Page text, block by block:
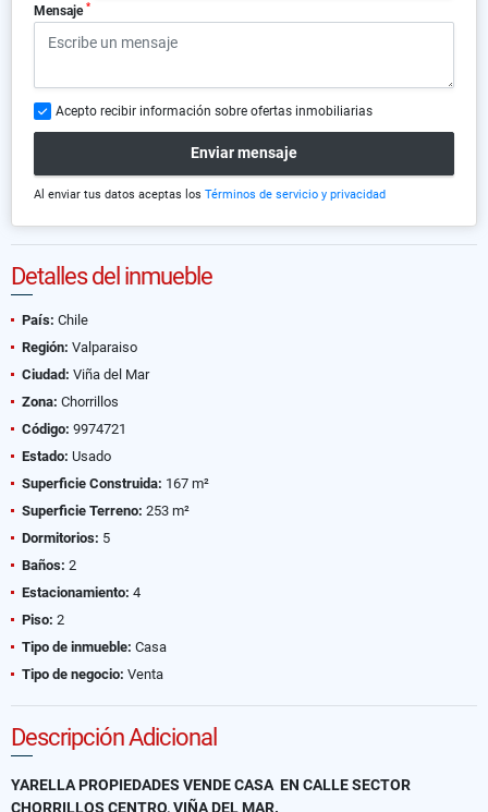
Mensaje *
Acepto recibir información sobre ofertas inmobiliarias
Enviar mensaje
Al enviar tus datos aceptas los Términos de servicio y privacidad
Detalles del inmueble
País: Chile
Región: Valparaiso
Ciudad: Viña del Mar
Zona: Chorrillos
Código: 9974721
Estado: Usado
Superficie Construida: 167 m²
Superficie Terreno: 253 m²
Dormitorios: 5
Baños: 2
Estacionamiento: 4
Piso: 2
Tipo de inmueble: Casa
Tipo de negocio: Venta
Descripción Adicional
YARELLA PROPIEDADES VENDE CASA EN CALLE SECTOR
CHORRILLOS CENTRO, VIÑA DEL MAR.